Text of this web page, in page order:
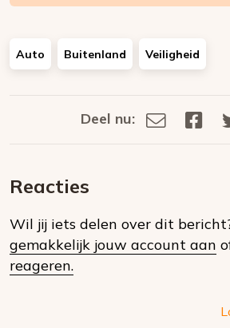
Auto Buitenland Veiligheid
Deel
Deel nu:
Deel
Reacties
Wil jij iets delen over dit
gemakkelijk jouw account aan
reageren.